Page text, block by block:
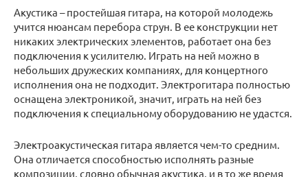
Акустика – простейшая гитара, на которой молодежь
учится нюансам перебора струн. В ее конструкции нет
никаких электрических элементов, работает она без
подключения к усилителю. Играть на ней можно в
небольших дружеских компаниях, для концертного
исполнения она не подходит. Электрогитара полностью
оснащена электроникой, значит, играть на ней без
подключения к специальному оборудованию не удастся.
Электроакустическая гитара является чем-то средним.
Она отличается способностью исполнять разные
композиции, словно обычная акустика, и в то же время